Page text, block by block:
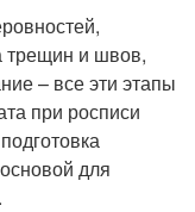
трещин и швов,
– все эти этапы
при росписи
для